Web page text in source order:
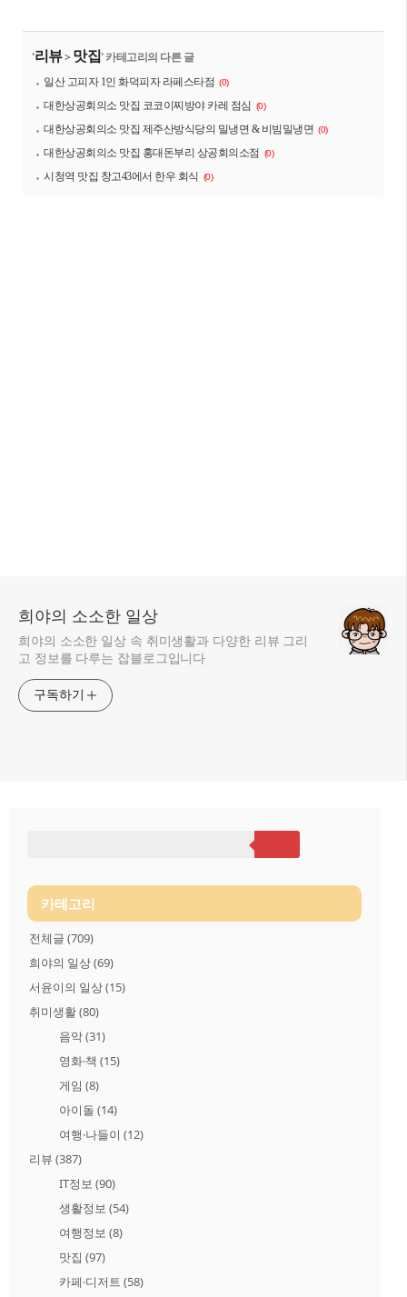
'리뷰>맛집' 카테고리의 다른 글
일산 고피자 1인 화덕피자 라페스타점 (0)
대한상공회의소 맛집 코코이찌방야 카레 점심 (0)
대한상공회의소 맛집 제주산방식당의 밀냉면 & 비빔밀냉면 (0)
대한상공회의소 맛집 홍대돈부리 상공회의소점 (0)
시청역 맛집 창고43에서 한우 회식 (0)
희야의 소소한 일상
희야의 소소한 일상 속 취미생활과 다양한 리뷰 그리
고 정보를 다루는 잡블로그입니다
구독하기
카테고리
전체글 (709)
희야의 일상(69)
서윤이의 일상(15)
취미생활(80)
음악(31)
영화·책 (15)
게임 (8)
아이돌 (14)
여행·나들이 (12)
리뷰 (387)
IT정보 (90)
생활정보 (54)
여행정보 (8)
맛집 (97)
카페·디저트 (58)